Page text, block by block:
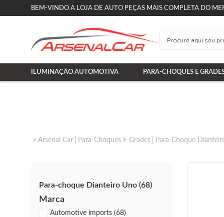
BEM-VINDO A LOJA DE AUTO PEÇAS MAIS COMPLETA DO
ILUMINAÇÃO AUTOMOTIVA PARA-CHOQUES E
Arsenal Car Para-Choques E Grades Para-Choque
Para-choque Dianteiro Uno (68)
Marca
Automotive imports (68)